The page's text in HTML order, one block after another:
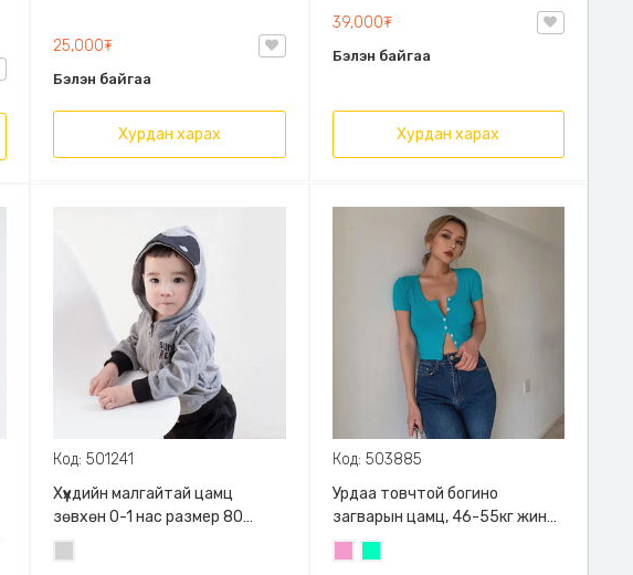
25,000₮
Бэлэн байгаа
Хурдан харах
39,000₮
Бэлэн байгаа
Хурдан харах
Код: 501241
Хүүхдийн малгайтай цамц
зөвхөн 0-1 нас размер 80
сонголттой
Код: 503885
Урдаа товчтой богино
загварын цамц, 46-55кг жинд
таарна